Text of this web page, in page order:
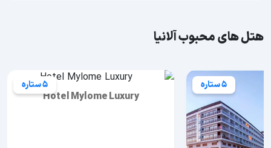
هتل های محبوب آلانیا
5 ستاره 5 ستاره
Hotel Mylome Luxury